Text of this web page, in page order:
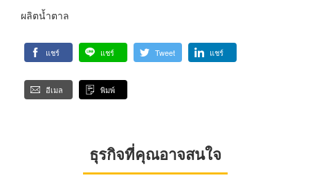
ผลิตน้ำตาล
แชร์ แชร์ Tweet แชร์
อีเมล พิมพ์
ธุรกิจที่คุณอาจสนใจ